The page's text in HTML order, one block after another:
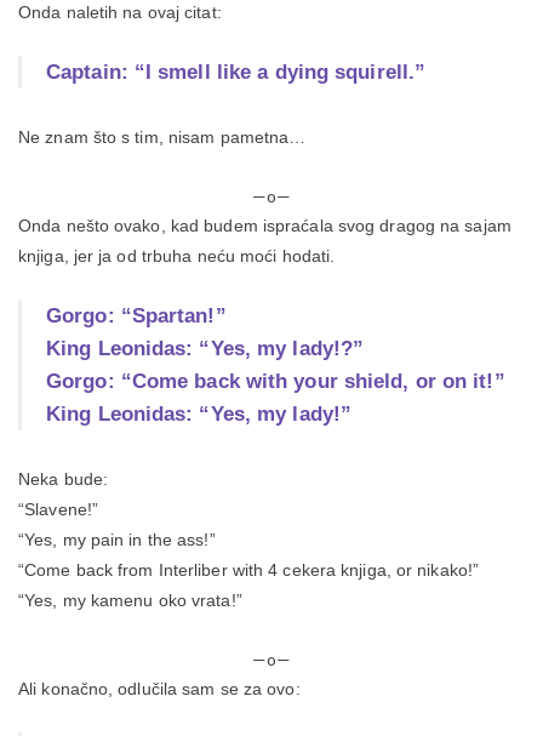
Onda naletih na ovaj citat:
Captain: “I smell like a dying squirell.”
Ne znam što s tim, nisam pametna…
—o—
Onda nešto ovako, kad budem ispraćala svog dragog na sajam
knjiga, jer ja od trbuha neću moći hodati.
Gorgo: “Spartan!”
King Leonidas: “Yes, my lady!?”
Gorgo: “Come back with your shield, or on it!”
King Leonidas: “Yes, my lady!”
Neka bude:
“Slavene!”
“Yes, my pain in the ass!”
“Come back from Interliber with 4 cekera knjiga, or nikako!”
“Yes, my kamenu oko vrata!”
—o—
Ali konačno, odlučila sam se za ovo: